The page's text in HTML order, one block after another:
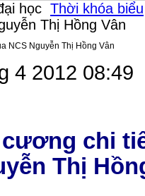
học Thời khóa biểu
Thị Hồng Vân
NCS Nguyễn Thị Hồng Vân
4 2012 08:49
chi
Thị